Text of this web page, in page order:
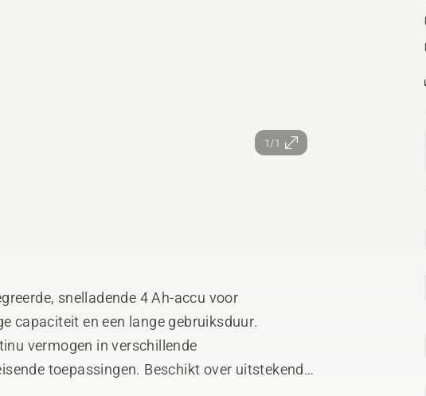
1/1
snelladende 4 Ah-accu voor
capaciteit en een lange gebruiksduur.
vermogen in verschillende
toepassingen. Beschikt over uitstekende